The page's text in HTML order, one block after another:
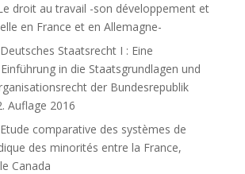
Le droit au travail -son développement et
en France et en Allemagne-
Deutsches Staatsrecht I : Eine
in die Staatsgrundlagen und
der Bundesrepublik
Auflage 2016
Etude comparative des systèmes de
des minorités entre la France,
Canada